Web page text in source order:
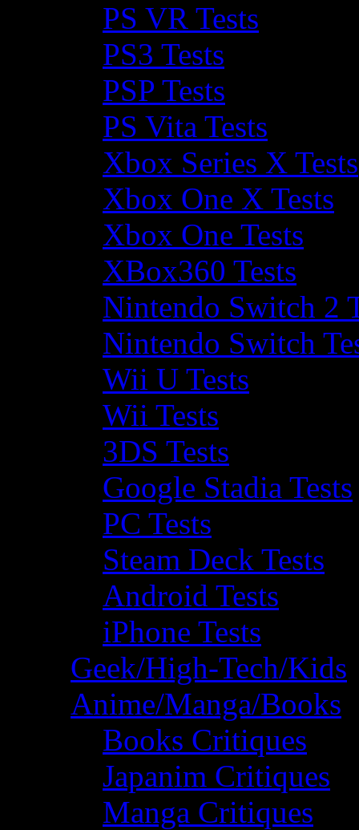
PS VR Tests
PS3 Tests
PSP Tests
PS Vita Tests
Xbox Series X Tests
Xbox One X Tests
Xbox One Tests
XBox360 Tests
Nintendo Switch 2
Nintendo Switch
Wii U Tests
Wii Tests
3DS Tests
Google Stadia Tests
PC Tests
Steam Deck Tests
Android Tests
iPhone Tests
Geek/High-Tech/Kids
Anime/Manga/Books
Books Critiques
Japanim Critiques
Manga Critiques